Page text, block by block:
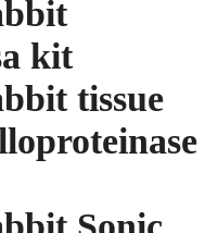
kit
tissue